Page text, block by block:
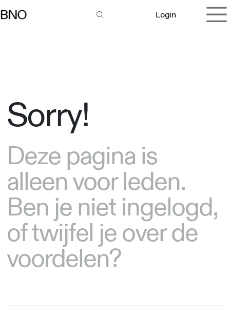
Login
Sorry!
Deze pagina is
alleen voor leden.
Ben je niet ingelogd,
of twijfel je over de
voordelen?